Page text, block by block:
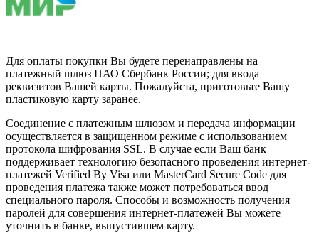
Для оплаты покупки Вы будете перенаправлены на
платежный шлюз ПАО Сбербанк России; для ввода
реквизитов Вашей карты. Пожалуйста, приготовьте Вашу
пластиковую карту заранее.
Соединение с платежным шлюзом и передача информации
осуществляется в защищенном режиме с использованием
протокола шифрования SSL. В случае если Ваш банк
поддерживает технологию безопасного проведения интернет-
платежей Verified By Visa или MasterCard Secure Code для
проведения платежа также может потребоваться ввод
специального пароля. Способы и возможность получения
паролей для совершения интернет-платежей Вы можете
уточнить в банке, выпустившем карту.